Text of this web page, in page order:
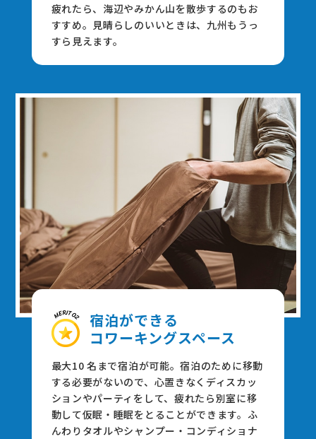
疲れたら、海辺やみかん⼭を散歩するのもお
すすめ。⾒晴らしのいいときは、九州もうっ
すら⾒えます。
宿泊ができる
コワーキングスペース
最⼤10 名まで宿泊が可能。宿泊のために移動
する必要がないので、⼼置きなくディスカッ
ションやパーティをして、疲れたら別室に移
動して仮眠・睡眠をとることができます。ふ
んわりタオルやシャンプー・コンディショナ